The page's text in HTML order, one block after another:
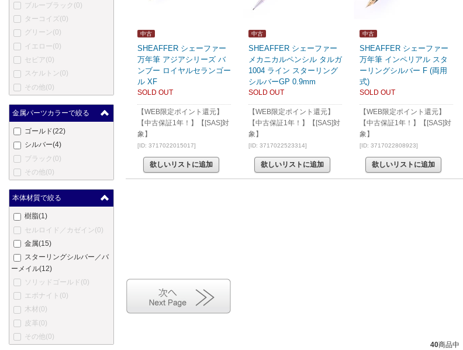
中古
SHEAFFER シェーファー
万年筆 アジアシリーズ バ
ンブー ロイヤルセランゴー
ル XF
SOLD OUT
【WEB限定ポイント還元】
【中古保証1年！】【[SAS]対
象】
[ID: 3717022015017]
欲しいリストに追加
中古
SHEAFFER シェーファー
メカニカルペンシル タルガ
1004 ライン スターリング
シルバーGP 0.9mm
SOLD OUT
【WEB限定ポイント還元】
【中古保証1年！】【[SAS]対
象】
[ID: 3717022523314]
欲しいリストに追加
中古
SHEAFFER シェーファー
万年筆 インペリアル スタ
ーリングシルバー F (両用
式)
SOLD OUT
【WEB限定ポイント還元】
【中古保証1年！】【[SAS]対
象】
[ID: 3717022808923]
欲しいリストに追加
40商品中
ブレイリオ (0)
バーバーリー(0)
ブルガリ (0)
カンポマルツィオ
カーター(0)
ショーメ (0)
クリスチャン・ディオール
クレオ スクリベント
コンクリン
笑暮屋(0)
エリーゼ(0)
エクスキャリバー(0)
フェンド
フェルム
(0)
フィッシャー
ゲーハ
(0)
リ(0)
ジバンシー
グッチ (0)
ホールマーク
ブルーブラック (0)
ターコイズ(0)
グリーン (0)
イエロー(0)
セピア(0)
スケルトン (0)
その他(0)
金属パーツカラーで絞る
ゴールド(22)
シルバー(4)
ブラック (0)
その他(0)
本体材質で絞る
樹脂(1)
セルロイド／カゼイン (0)
金属(15)
スターリングシルバー／バ
ーメイル(12)
ソリッドゴールド (0)
エボナイト (0)
木材 (0)
皮革(0)
その他(0)